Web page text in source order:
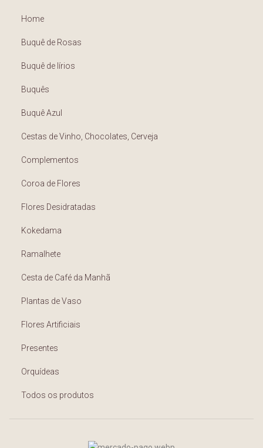
Home
Buquê de Rosas
Buquê de lírios
Buquês
Buquê Azul
Cestas de Vinho, Chocolates, Cerveja
Complementos
Coroa de Flores
Flores Desidratadas
Kokedama
Ramalhete
Cesta de Café da Manhã
Plantas de Vaso
Flores Artificiais
Presentes
Orquídeas
Todos os produtos